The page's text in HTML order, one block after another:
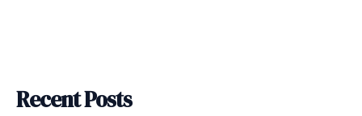
Recent Posts